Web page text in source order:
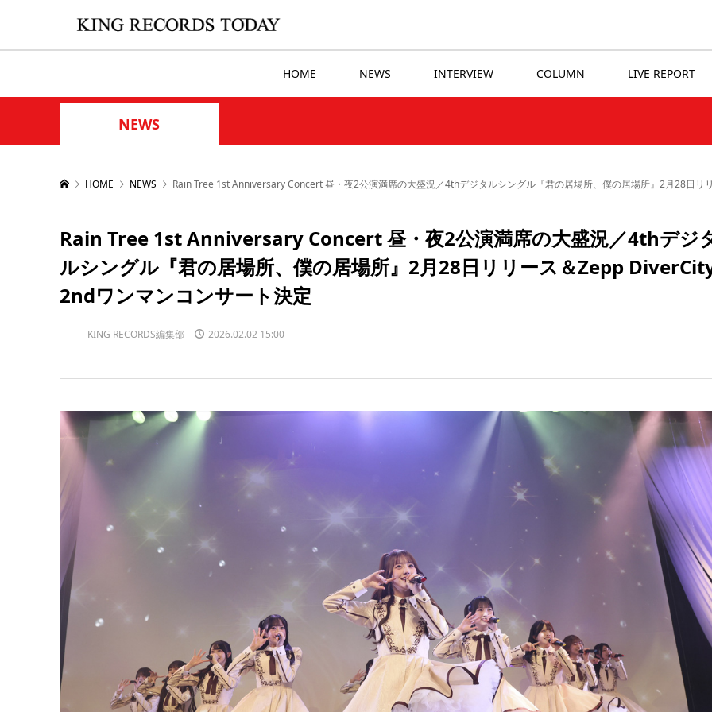
HOME NEWS INTERVIEW COLUMN LIVE REPORT
NEWS
HOME NEWS Rain Tree 1st Anniversary Concert 昼・夜2公演満席の大盛況／4thデジタルシングル『君の居場所、僕の居場所』2月28日
Rain Tree 1st Anniversary Concert 昼・夜2公演満席の大盛況／4thデジ
ルシングル『君の居場所、僕の居場所』2月28日リリース＆Zepp
2ndワンマンコンサート決定
KING RECORDS編集部 2026.02.02 15:00